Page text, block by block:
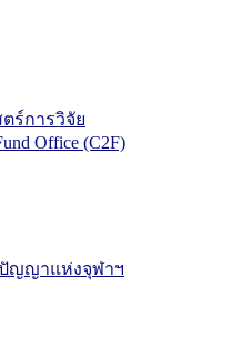
ร์การวิจัย
Office (C2F)
ญญาแห่งจุฬาฯ